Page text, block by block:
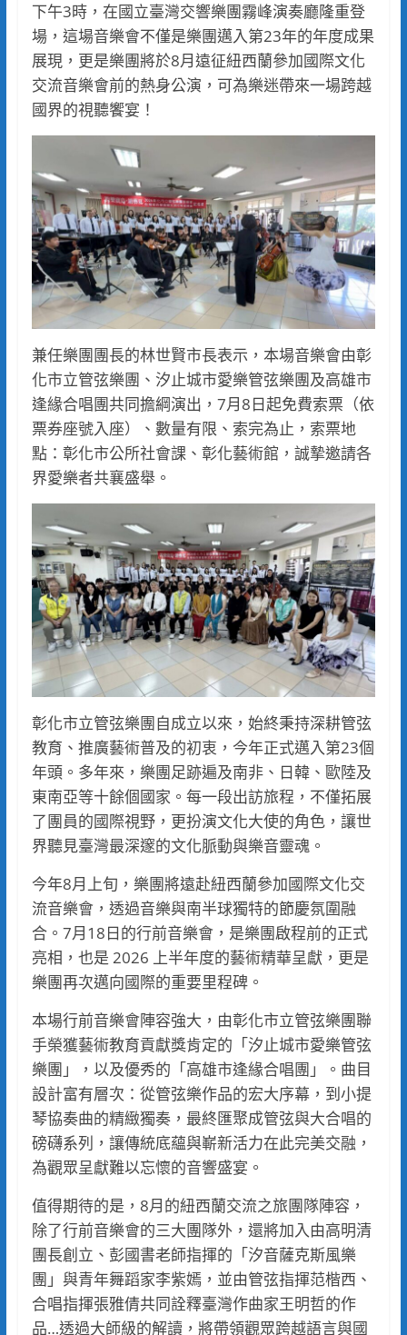
下午3時，在國立臺灣交響樂團霧峰演奏廳隆重登
場，這場音樂會不僅是樂團邁入第23年的年度成果
展現，更是樂團將於8月遠征紐西蘭參加國際文化
交流音樂會前的熱身公演，可為樂迷帶來一場跨越
國界的視聽饗宴！
兼任樂團團長的林世賢市長表示，本場音樂會由彰
化市立管弦樂團、汐止城市愛樂管弦樂團及高雄市
逢緣合唱團共同擔綱演出，7月8日起免費索票（依
票券座號入座）、數量有限、索完為止，索票地
點：彰化市公所社會課、彰化藝術館，誠摯邀請各
界愛樂者共襄盛舉。
彰化市立管弦樂團自成立以來，始終秉持深耕管弦
教育、推廣藝術普及的初衷，今年正式邁入第23個
年頭。多年來，樂團足跡遍及南非、日韓、歐陸及
東南亞等十餘個國家。每一段出訪旅程，不僅拓展
了團員的國際視野，更扮演文化大使的角色，讓世
界聽見臺灣最深邃的文化脈動與樂音靈魂。
今年8月上旬，樂團將遠赴紐西蘭參加國際文化交
流音樂會，透過音樂與南半球獨特的節慶氛圍融
合。7月18日的行前音樂會，是樂團啟程前的正式
亮相，也是 2026 上半年度的藝術精華呈獻，更是
樂團再次邁向國際的重要里程碑。
本場行前音樂會陣容強大，由彰化市立管弦樂團聯
手榮獲藝術教育貢獻獎肯定的「汐止城市愛樂管弦
樂團」，以及優秀的「高雄市逢緣合唱團」。曲目
設計富有層次：從管弦樂作品的宏大序幕，到小提
琴協奏曲的精緻獨奏，最終匯聚成管弦與大合唱的
磅礴系列，讓傳統底蘊與嶄新活力在此完美交融，
為觀眾呈獻難以忘懷的音響盛宴。
值得期待的是，8月的紐西蘭交流之旅團隊陣容，
除了行前音樂會的三大團隊外，還將加入由高明清
團長創立、彭國書老師指揮的「汐音薩克斯風樂
團」與青年舞蹈家李紫嫣，並由管弦指揮范楷西、
合唱指揮張雅倩共同詮釋臺灣作曲家王明哲的作
品…透過大師級的解讀，將帶領觀眾跨越語言與國